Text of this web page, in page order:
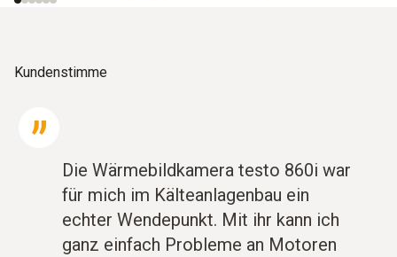
Kundenstimme
Die Wärmebildkamera testo 860i war
für mich im Kälteanlagenbau ein
echter Wendepunkt. Mit ihr kann ich
ganz einfach Probleme an Motoren